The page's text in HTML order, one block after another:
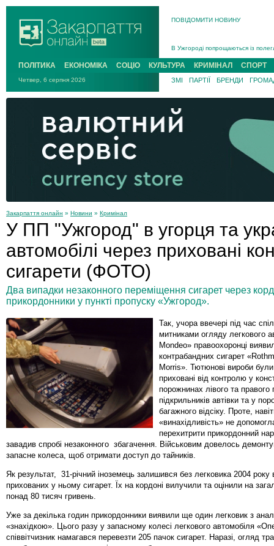
ПОВІДОМИТИ НОВИНУ
В Ужгороді попрощаються із
В Ужгороді 5 серпня
Підтвердили загибель
На війні з рф поліг військовий з
На Хустщині внаслідок ДТП за
Інструктора районного ТЦК на
ПОЛІТИКА ЕКОНОМІКА СОЦІО КУЛЬТУРА КРИМІНАЛ СПОРТ
Четвер, 6 серпня 2026 ЗМІ ПАРТІЇ БРЕНДИ
Закарпаття онлайн » Новини » Кримінал
У ПП "Ужгород" в угорця та
автомобілі через приховані
сигарети (ФОТО)
Два випадки незаконного переміщення сигарет через
прикордонники у пункті пропуску «Ужгород».
Так, учора ввечері під час
митниками огляду легкового
Mondeo» правоохоронці
контрабандних сигарет
Morris». Тютюнові вироби
приховані від контролю у
порожнинах лівого та правого
підкрильників автівки та у
багажного відсіку. Проте,
«винахідливість» не
перехитрити прикордонний
завадив спробі незаконного збагачення. Військовим довелось
запасне колеса, щоб отримати доступ до тайників.
Як результат, 31-річний іноземець залишився без легковика 2004
прихованих у ньому сигарет. Їх на кордоні вилучили та оцінили на
понад 80 тисяч гривень.
Уже за декілька годин прикордонники виявили ще один легковик з
«знахідкою». Цього разу у запасному колесі легкового автомобіля
співвітчизник намагався перевезти 205 пачок сигарет. Наразі, огляд